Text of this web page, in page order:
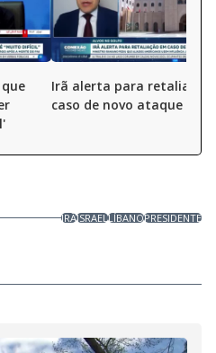
Irã alerta para retaliação
caso de novo ataque dos
IRÃISRAELLÍBANOPRESIDENTE